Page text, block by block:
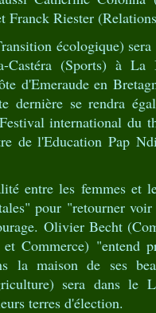
Franck Riester
écologique) sera
Castéra (Sports) à La
d'Emeraude en
dernière se rendra
international du
de l'Education Pap
entre les femmes et
pour "retourner
Olivier Becht
Commerce) "entend
la maison de ses
sera dans le
terres d'élection.